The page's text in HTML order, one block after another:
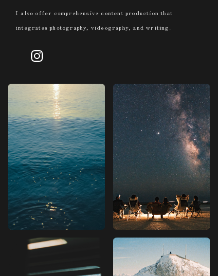
I also offer comprehensive content production that
integrates photography, videography, and writing.
ギャラリー